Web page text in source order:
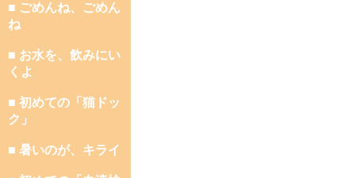
■ ごめんね、ごめん
ね
■ お水を、飲みにい
くよ
■ 初めての「猫ドッ
ク」
■ 暑いのが、キライ